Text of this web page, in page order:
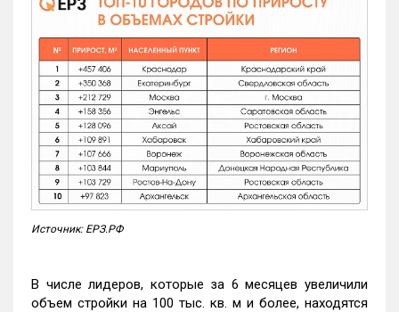
Источник: ЕРЗ.РФ
В числе лидеров, которые за 6 месяцев увеличили
объем стройки на 100 тыс. кв. м и более, находятся